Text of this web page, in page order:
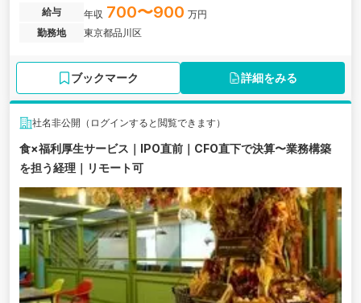
インプラットフォーム『SHOPCOUNTER』を運営する企業の求人で
す。
給与 年収 700〜900 万円
勤務地
東京都品川区
ブックマーク 詳細をみる
社名非公開（ログインすると閲覧できます）
食×福利厚生サービス｜IPO直前｜CFO直下で決算〜業務構築
を担う経理｜リモート可